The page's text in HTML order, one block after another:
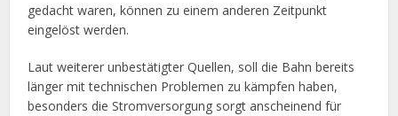
gedacht waren, können zu einem anderen Zeitpunkt
eingelöst werden.
Laut weiterer unbestätigter Quellen, soll die Bahn bereits
länger mit technischen Problemen zu kämpfen haben,
besonders die Stromversorgung sorgt anscheinend für